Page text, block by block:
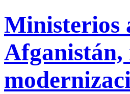
Ministerios
Afganistán,